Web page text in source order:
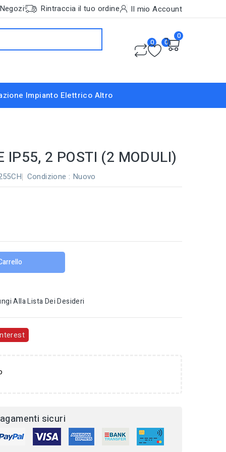
Rintraccia il tuo ordine Il mio Account
0 0
0
Impianto Elettrico Altro
IP55, 2 POSTI (2 MODULI)
Condizione : Nuovo
Alla Lista Dei Desideri
sicuri